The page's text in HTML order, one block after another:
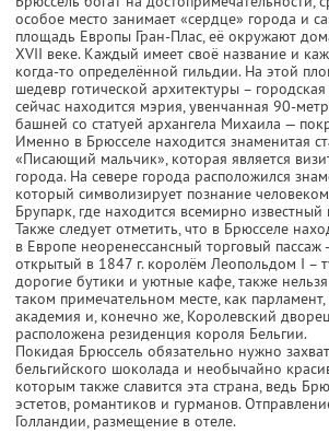
особое место занимает «сердце» города и
площадь Европы Гран-Плас, её окружают
XVII веке. Каждый имеет своё название и
когда-то определённой гильдии. На этой
шедевр готической архитектуры –
сейчас находится мэрия, увенчанная 90-
башней со статуей архангела Михаила —
Именно в Брюсселе находится знаменитая
«Писающий мальчик», которая является
города. На севере города расположился
который символизирует познание
Брупарк, где находится всемирно
Также следует отметить, что в Брюсселе
в Европе неоренессансный торговый пассаж
открытый в 1847 г. королём Леопольдом I –
дорогие бутики и уютные кафе, также
таком примечательном месте, как парламент,
академия и, конечно же, Королевский
расположена резиденция короля Бельгии.
Покидая Брюссель обязательно нужно
бельгийского шоколада и необычайно
которым также славится эта страна, ведь
эстетов, романтиков и гурманов.
Голландии, размещение в отеле.